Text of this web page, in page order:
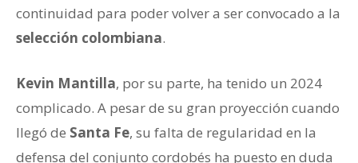
continuidad para poder volver a ser convocado a la
selección colombiana.
Kevin Mantilla, por su parte, ha tenido un 2024
complicado. A pesar de su gran proyección cuando
llegó de Santa Fe, su falta de regularidad en la
defensa del conjunto cordobés ha puesto en duda